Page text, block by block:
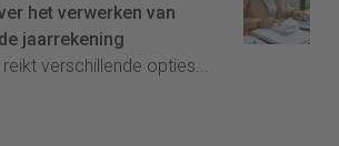
het verwerken van
jaarrekening
verschillende opties...